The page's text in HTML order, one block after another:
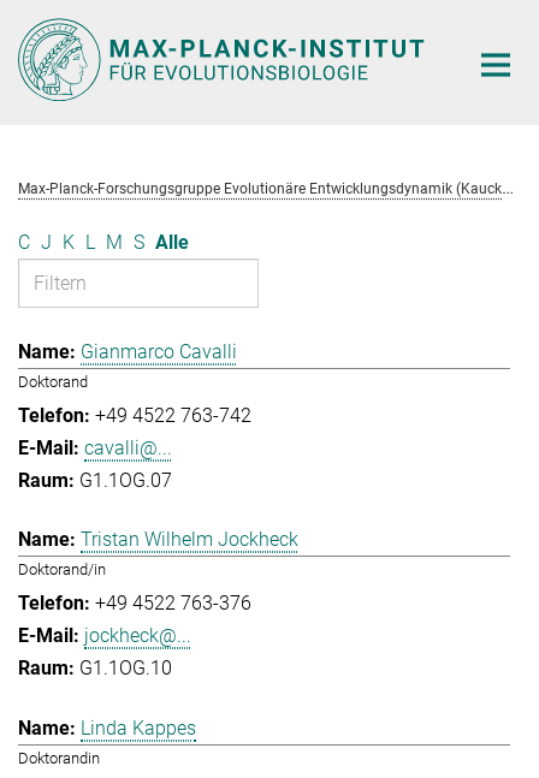
Hauptinhalt
M
ax-Planck-Forschungsgruppe Evolutionäre Entwicklungsdynamik (Kaucká)
C J K L M S Alle
Gianmarco Cavalli
Doktorand
+49 4522 763-742
cavalli@...
G1.1OG.07
Tristan Wilhelm Jockheck
Doktorand/in
+49 4522 763-376
jockheck@...
G1.1OG.10
Linda Kappes
Doktorandin